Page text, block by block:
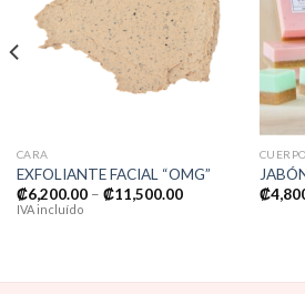
Añadir
a la
lista de
deseos
CARA
EXFOLIANTE FACIAL “OMG”
₡6,200.00– ₡11,500.00
IVA incluído
CUERPO
₡